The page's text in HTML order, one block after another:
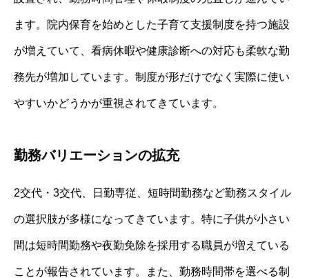
ます。院内保育を始めとした子育て支援制度を持つ施設
が増えていて、看病休暇や健康診断への対応も柔軟な勤
務先が増加しています。制度が形だけでなく実際に使い
やすいかどうかが重視されてきています。
勤務バリエーションの拡充
2交代・3交代、日勤専従、短時間勤務など勤務スタイル
の選択肢が多様になってきています。特に子供が小さい
間は短時間勤務や夜勤免除を採用する職員が増えている
ことが報告されています。また、勤務時間帯を選べる制